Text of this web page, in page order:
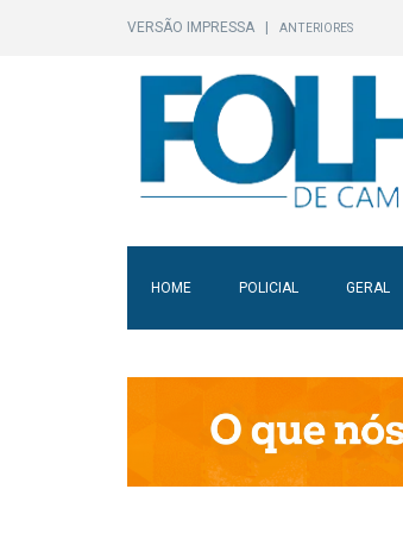
VERSÃO IMPRESSA ANTERIORES
HOME POLICIAL GERAL